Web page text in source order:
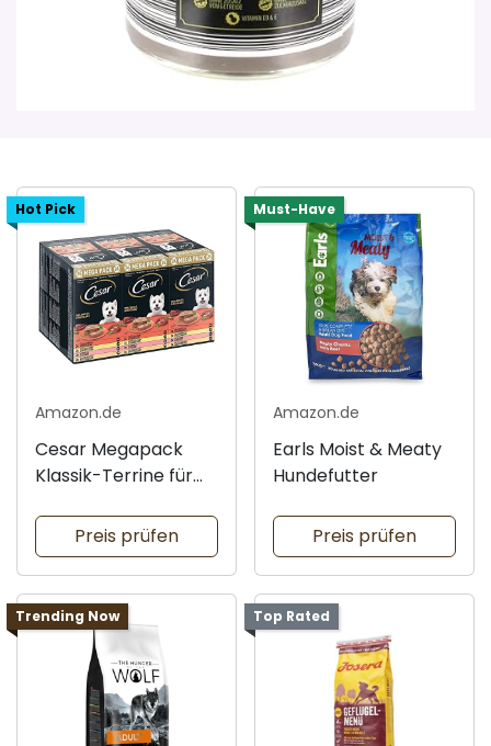
Hot Pick
Amazon.de
Cesar Megapack
Klassik-Terrine für
Preis prüfen
Must-Have
Amazon.de
Earls Moist & Meaty
Hundefutter
Preis prüfen
Trending Now Top Rated